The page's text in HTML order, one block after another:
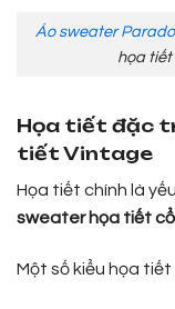
Áo sweater
họa
Họa tiết đặc
tiết Vintage
Họa tiết chính là
sweater họa tiết cổ
Một số kiểu họa tiết